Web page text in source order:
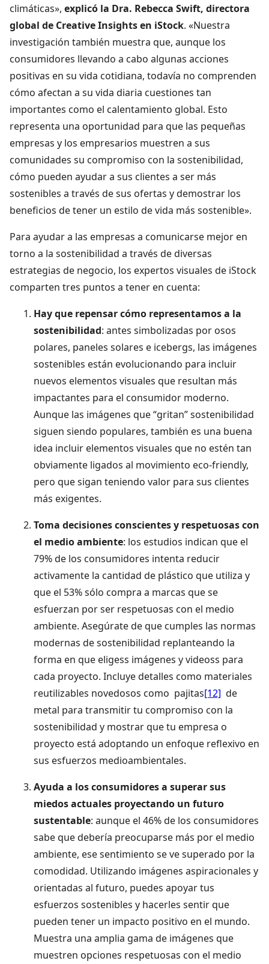
climáticas», explicó la Dra. Rebecca Swift, directora
global de Creative Insights en iStock. «Nuestra
investigación también muestra que, aunque los
consumidores llevando a cabo algunas acciones
positivas en su vida cotidiana, todavía no comprenden
cómo afectan a su vida diaria cuestiones tan
importantes como el calentamiento global. Esto
representa una oportunidad para que las pequeñas
empresas y los empresarios muestren a sus
comunidades su compromiso con la sostenibilidad,
cómo pueden ayudar a sus clientes a ser más
sostenibles a través de sus ofertas y demostrar los
beneficios de tener un estilo de vida más sostenible».
Para ayudar a las empresas a comunicarse mejor en
torno a la sostenibilidad a través de diversas
estrategias de negocio, los expertos visuales de iStock
comparten tres puntos a tener en cuenta:
Hay que repensar cómo representamos a la
sostenibilidad: antes simbolizadas por osos
polares, paneles solares e icebergs, las imágenes
sostenibles están evolucionando para incluir
nuevos elementos visuales que resultan más
impactantes para el consumidor moderno.
Aunque las imágenes que “gritan” sostenibilidad
siguen siendo populares, también es una buena
idea incluir elementos visuales que no estén tan
obviamente ligados al movimiento eco-friendly,
pero que sigan teniendo valor para sus clientes
más exigentes.
Toma decisiones conscientes y respetuosas con
el medio ambiente: los estudios indican que el
79% de los consumidores intenta reducir
activamente la cantidad de plástico que utiliza y
que el 53% sólo compra a marcas que se
esfuerzan por ser respetuosas con el medio
ambiente. Asegúrate de que cumples las normas
modernas de sostenibilidad replanteando la
forma en que eligess imágenes y videoss para
cada proyecto. Incluye detalles como materiales
reutilizables novedosos como pajitas[12] de
metal para transmitir tu compromiso con la
sostenibilidad y mostrar que tu empresa o
proyecto está adoptando un enfoque reflexivo en
sus esfuerzos medioambientales.
Ayuda a los consumidores a superar sus
miedos actuales proyectando un futuro
sustentable: aunque el 46% de los consumidores
sabe que debería preocuparse más por el medio
ambiente, ese sentimiento se ve superado por la
comodidad. Utilizando imágenes aspiracionales y
orientadas al futuro, puedes apoyar tus
esfuerzos sostenibles y hacerles sentir que
pueden tener un impacto positivo en el mundo.
Muestra una amplia gama de imágenes que
muestren opciones respetuosas con el medio